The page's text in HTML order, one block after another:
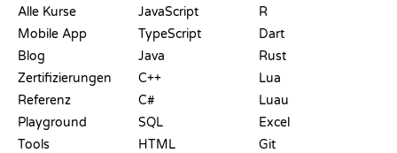
Alle Kurse
Mobile App
Blog
Zertifizierungen
Referenz
Playground
Tools
JavaScript
TypeScript
Java
C++
C#
SQL
HTML
R
Dart
Rust
Lua
Luau
Excel
Git